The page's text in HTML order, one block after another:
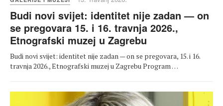
Budi novi svijet: identitet nije zadan — on
se pregovara 15. i 16. travnja 2026.,
Etnografski muzej u Zagrebu
Budi novi svijet: identitet nije zadan — on se pregovara, 15. i 16.
travnja 2026., Etnografski muzej u Zagrebu Program …